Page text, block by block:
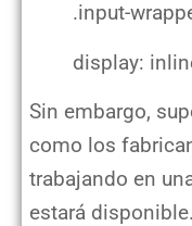
.input-
display:
Sin embargo,
como los
trabajando en
estará disponible.